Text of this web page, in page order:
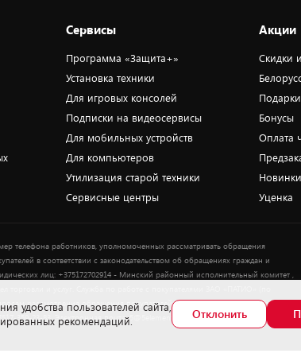
Сервисы
Программа «Защита+»
Установка техники
Для игровых консолей
Подписки на видеосервисы
Для мобильных устройств
Для компьютеров
Утилизация старой техники
Сервисные центры
Акции
Скидки
Подарки
Бонусы
Оплата
Новинки
Уценка
телефона работников, уполномоченных рассматривать обращения
в соответствии с законодательством об обращениях граждан и
лиц: +375172702914 - Минский районный исполнительный комитет ,
рассмотрения обращения покупателей о нарушении их прав): Тел.:
359-23-83. Электронная почта: 5@5element.by
удобства пользователей сайта,
рекомендаций.
Отклонить